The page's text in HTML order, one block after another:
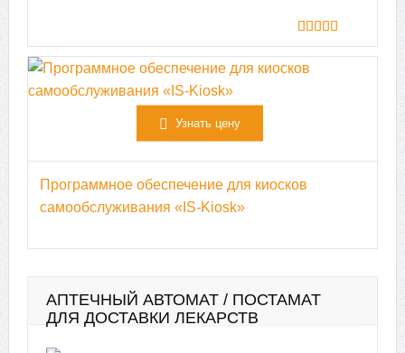
Узнать цену
Программное обеспечение для киосков
самообслуживания «IS-Kiosk»
АПТЕЧНЫЙ АВТОМАТ / ПОСТАМАТ
ДЛЯ ДОСТАВКИ ЛЕКАРСТВ